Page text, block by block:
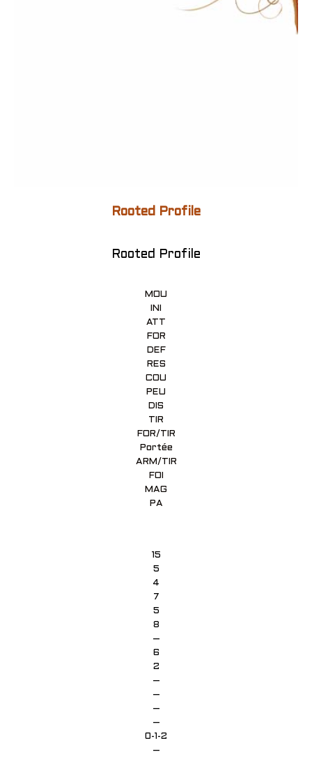
Rooted Profile
Rooted Profile
MOU
INI
ATT
FOR
DEF
RES
COU
PEU
DIS
TIR
FOR/TIR
Portée
ARM/TIR
FOI
MAG
PA
15
5
4
7
5
8
–
6
2
–
–
–
–
0-1-2
–